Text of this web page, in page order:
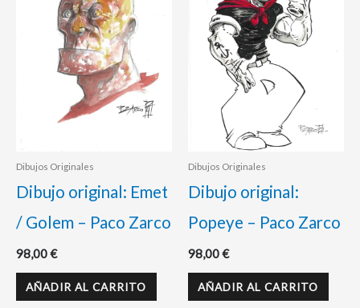
Dibujos Originales
Dibujo original: Emet
/ Golem – Paco Zarco
98,00€
AÑADIR AL CARRITO
Dibujos Originales
Dibujo original:
Popeye – Paco Zarco
98,00€
AÑADIR AL CARRITO